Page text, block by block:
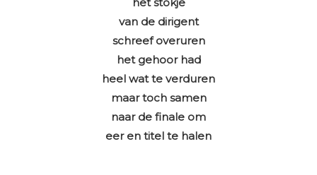
het stokje
van de dirigent
schreef overuren
het gehoor had
heel wat te verduren
maar toch samen
naar de finale om
eer en titel te halen